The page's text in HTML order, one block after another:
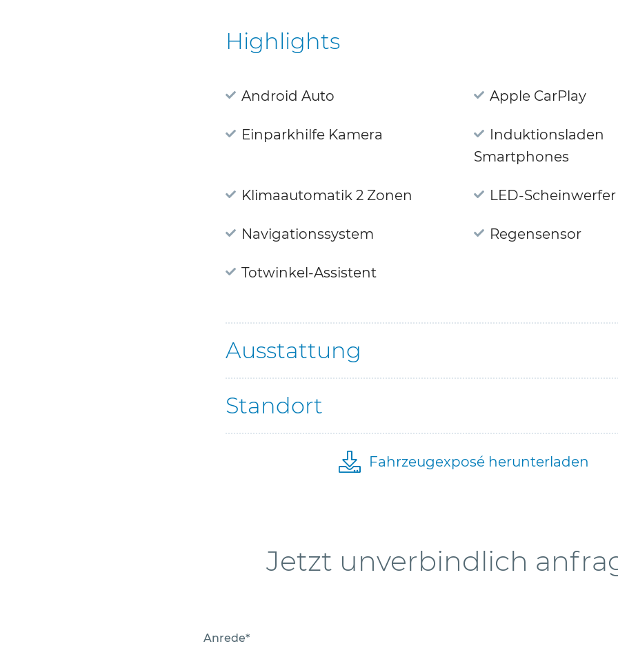
Highlights
Android Auto Apple CarPlay
Einparkhilfe Kamera
Induktionsladen
Smartphones
Klimaautomatik 2 Zonen LED-Scheinwerfer
Navigationssystem Regensensor
Totwinkel-Assistent
Ausstattung
Standort
Fahrzeugexposé herunterladen
Jetzt unverbindlich
Anrede*